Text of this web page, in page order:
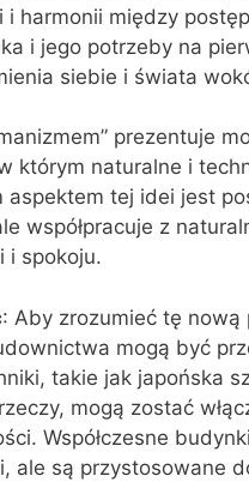
harmonii między
i jego potrzeby na
siebie i świata
prezentuje
którym naturalne i
tej idei jest
współpracuje z
i spokoju.
: Aby zrozumieć tę
mogą być
takie jak japońska
mogą zostać
Współczesne
ale są przystosowane